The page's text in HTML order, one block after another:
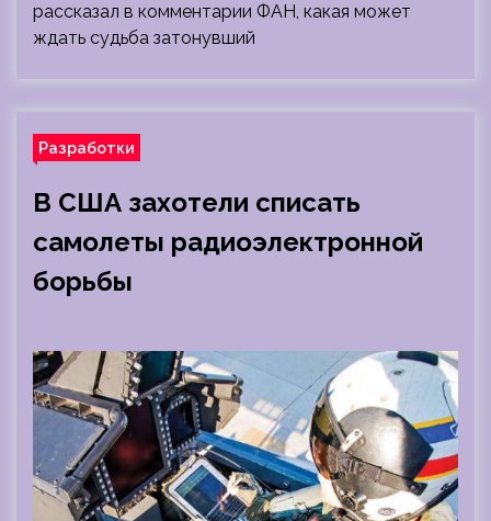
рассказал в комментарии ФАН, какая может
ждать судьба затонувший
Разработки
В США захотели списать
самолеты радиоэлектронной
борьбы